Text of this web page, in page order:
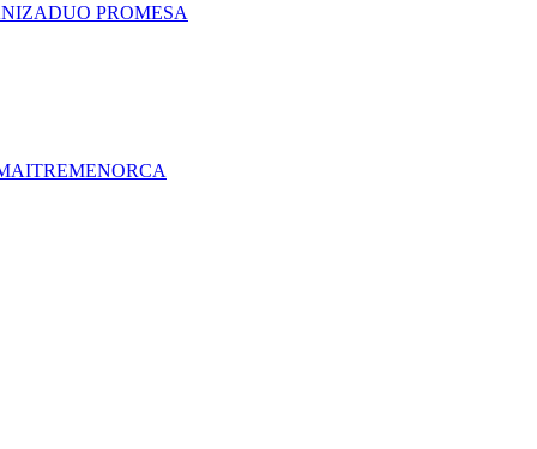
NIZADUO PROMESA
MENORCA